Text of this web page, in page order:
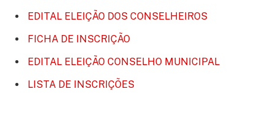
EDITAL ELEIÇÃO DOS CONSELHEIROS
FICHA DE INSCRIÇÃO
EDITAL ELEIÇÃO CONSELHO MUNICIPAL
LISTA DE INSCRIÇÕES